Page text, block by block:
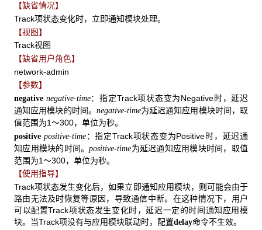
【缺省情况】
Track项状态变化时，立即通知模块处理。
【视图】
Track视图
【缺省用户角色】
network-admin
【参数】
negative negative-time：指定Track项状态变为Negative时，延迟
通知应用模块的时间。 negative-time为延迟通知应用模块时间，取
值范围为1～300，单位为秒。
positive positive-time：指定Track项状态变为Positive时，延迟通
知应用模块的时间。positive-time为延迟通知应用模块时间，取值
范围为1～300，单位为秒。
【使用指导】
Track项状态发生变化后，如果立即通知应用模块，则可能会由于
路由无法及时恢复等原因，导致通信中断。在这种情况下，用户
可以配置Track项状态发生变化时，延迟一定的时间通知应用模
块。当Track项没有与应用模块联动时，配置delay命令不生效。